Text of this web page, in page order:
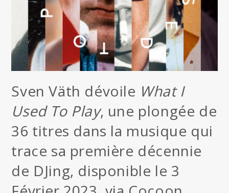
Sven Väth dévoile What I
Used To Play, une plongée de
36 titres dans la musique qui
trace sa première décennie
de DJing, disponible le 3